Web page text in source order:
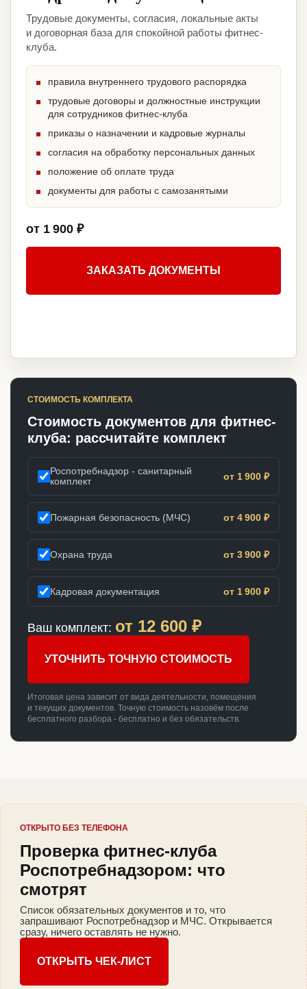
Трудовые документы, согласия, локальные акты
и договорная база для спокойной работы фитнес-
клуба.
правила внутреннего трудового распорядка
трудовые договоры и должностные инструкции
для сотрудников фитнес-клуба
приказы о назначении и кадровые журналы
согласия на обработку персональных данных
положение об оплате труда
документы для работы с самозанятыми
от 1 900 ₽
ЗАКАЗАТЬ ДОКУМЕНТЫ
СТОИМОСТЬ КОМПЛЕКТА
Стоимость документов для фитнес-
клуба: рассчитайте комплект
Роспотребнадзор - санитарный
комплект
от 1 900 ₽
Пожарная безопасность (МЧС) от 4 900 ₽
Охрана труда от 3 900 ₽
Кадровая документация от 1 900 ₽
Ваш комплект: от 12 600 ₽
УТОЧНИТЬ ТОЧНУЮ СТОИМОСТЬ
Итоговая цена зависит от вида деятельности, помещения
и текущих документов. Точную стоимость назовём после
бесплатного разбора - бесплатно и без обязательств.
ОТКРЫТО БЕЗ ТЕЛЕФОНА
Проверка фитнес-клуба
Роспотребнадзором: что
смотрят
Список обязательных документов и то, что
запрашивают Роспотребнадзор и МЧС. Открывается
сразу, ничего оставлять не нужно.
ОТКРЫТЬ ЧЕК-ЛИСТ